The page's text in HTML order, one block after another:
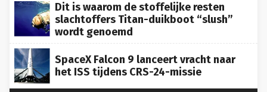
slachtoffers Titan-duikboot “slush”
wordt genoemd
SpaceX Falcon 9 lanceert vracht naar
het ISS tijdens CRS-24-missie